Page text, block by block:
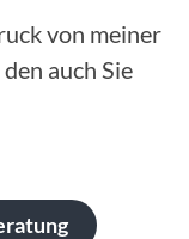
von meiner
auch Sie